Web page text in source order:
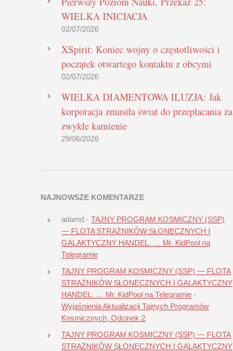
WIELKA INICJACJA
02/07/2026
XSpirit: Koniec wojny o częstotliwości i
początek otwartego kontaktu z obcymi
02/07/2026
WIELKA DIAMENTOWA ILUZJA: Jak
korporacja zmusiła świat do przepłacania za
zwykłe kamienie
29/06/2026
NAJNOWSZE KOMENTARZE
adamd - TAJNY PROGRAM KOSMICZNY (SSP)
— FLOTA STRAŻNIKÓW SŁONECZNYCH I
GALAKTYCZNY HANDEL. … Mr. KidPool na
Telegramie
TAJNY PROGRAM KOSMICZNY (SSP) — FLOTA
STRAŻNIKÓW SŁONECZNYCH I GALAKTYCZNY
HANDEL. … Mr. KidPool na Telegramie -
Wyjaśnienia Aktualizacji Tajnych Programów
Kosmicznych, Odcinek 2
TAJNY PROGRAM KOSMICZNY (SSP) — FLOTA
STRAŻNIKÓW SŁONECZNYCH I GALAKTYCZNY